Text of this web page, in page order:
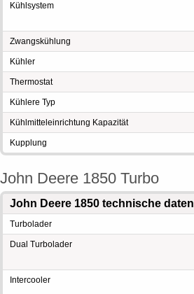
Kühlsystem
Zwangskühlung
Kühler
Thermostat
Kühlere Typ
Kühlmitteleinrichtung Kapazität
Kupplung
John Deere 1850 Turbo
John Deere 1850 technische daten
Turbolader
Dual Turbolader
Intercooler